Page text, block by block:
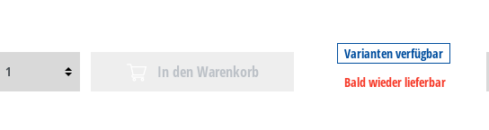
In den Warenkorb
Varianten verfügbar
Bald wieder lieferbar